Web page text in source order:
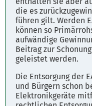
die es
führen gilt. Werden
können so
aufwändige
Beitrag zur
geleistet werden.
Die Entsorgung der
und Bürgern schon
Elektronikgeräte
Freitag 8:00 - 12:00
Telefonzeiten:
Montag -
Freitag 08:00 - 16:00
Tel. 0800 11 238 11
Parkplätze